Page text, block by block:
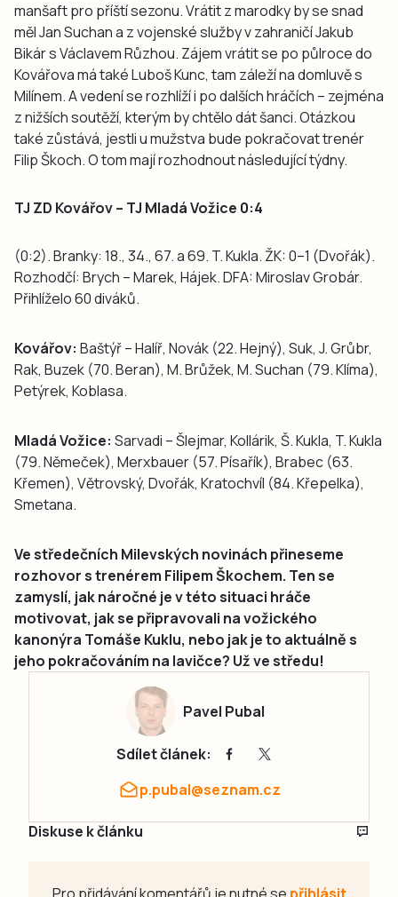
manšaft pro příští sezonu. Vrátit z marodky by se snad
měl Jan Suchan a z vojenské služby v zahraničí Jakub
Bikár s Václavem Růzhou. Zájem vrátit se po půlroce do
Kovářova má také Luboš Kunc, tam záleží na domluvě s
Milínem. A vedení se rozhlíží i po dalších hráčích – zejména
z nižších soutěží, kterým by chtělo dát šanci. Otázkou
také zůstává, jestli u mužstva bude pokračovat trenér
Filip Škoch. O tom mají rozhodnout následující týdny.
TJ ZD Kovářov – TJ Mladá Vožice 0:4
(0:2). Branky: 18., 34., 67. a 69. T. Kukla. ŽK: 0–1 (Dvořák).
Rozhodčí: Brych – Marek, Hájek. DFA: Miroslav Grobár.
Přihlíželo 60 diváků.
Kovářov: Baštýř – Halíř, Novák (22. Hejný), Suk, J. Grůbr,
Rak, Buzek (70. Beran), M. Brůžek, M. Suchan (79. Klíma),
Petýrek, Koblasa.
Mladá Vožice: Sarvadi – Šlejmar, Kollárik, Š. Kukla, T. Kukla
(79. Němeček), Merxbauer (57. Písařík), Brabec (63.
Křemen), Větrovský, Dvořák, Kratochvíl (84. Křepelka),
Smetana.
Ve středečních Milevských novinách přineseme
rozhovor s trenérem Filipem Škochem. Ten se
zamyslí, jak náročné je v této situaci hráče
motivovat, jak se připravovali na vožického
kanonýra Tomáše Kuklu, nebo jak je to aktuálně s
jeho pokračováním na lavičce? Už ve středu!
Pavel Pubal
Sdílet článek:
p.pubal@seznam.cz
Diskuse k článku